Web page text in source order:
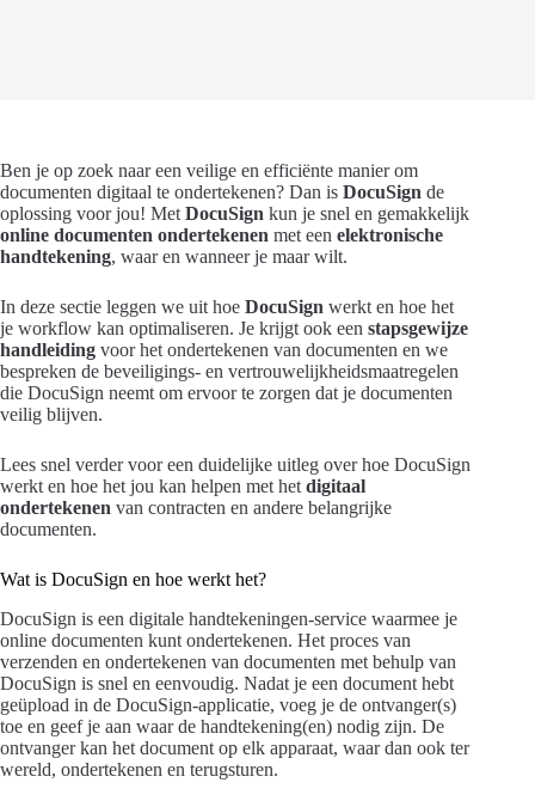
Ben je op zoek naar een veilige en efficiënte manier om
documenten digitaal te ondertekenen? Dan is DocuSign de
oplossing voor jou! Met DocuSign kun je snel en gemakkelijk
online documenten ondertekenen met een elektronische
handtekening, waar en wanneer je maar wilt.
In deze sectie leggen we uit hoe DocuSign werkt en hoe het
je workflow kan optimaliseren. Je krijgt ook een stapsgewijze
handleiding voor het ondertekenen van documenten en we
bespreken de beveiligings- en vertrouwelijkheidsmaatregelen
die DocuSign neemt om ervoor te zorgen dat je documenten
veilig blijven.
Lees snel verder voor een duidelijke uitleg over hoe DocuSign
werkt en hoe het jou kan helpen met het digitaal
ondertekenen van contracten en andere belangrijke
documenten.
Wat is DocuSign en hoe werkt het?
DocuSign is een digitale handtekeningen-service waarmee je
online documenten kunt ondertekenen. Het proces van
verzenden en ondertekenen van documenten met behulp van
DocuSign is snel en eenvoudig. Nadat je een document hebt
geüpload in de DocuSign-applicatie, voeg je de ontvanger(s)
toe en geef je aan waar de handtekening(en) nodig zijn. De
ontvanger kan het document op elk apparaat, waar dan ook ter
wereld, ondertekenen en terugsturen.